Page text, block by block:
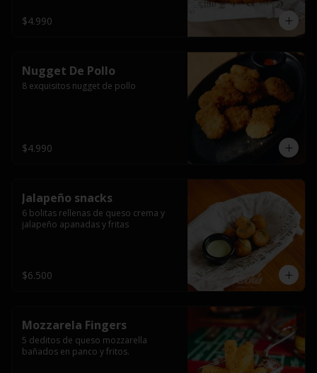
$4.990
Nugget De Pollo
8 exquisitos nugget de pollo
$4.990
Jalapeño snacks
6 bolitas rellenas de queso crema y
jalapeño apanadas y fritas
$6.500
Mozzarela Fingers
5 deditos de queso mozzarella
bañados en panco y fritos.